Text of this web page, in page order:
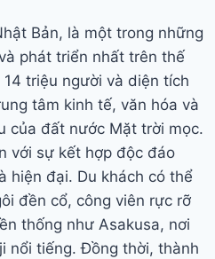
Bản, là một trong những
phát triển nhất trên thế
triệu người và diện tích
tâm kinh tế, văn hóa và
của đất nước Mặt trời mọc.
với sự kết hợp độc đáo
hiện đại. Du khách có thể
đền cổ, công viên rực rỡ
thống như Asakusa, nơi
nổi tiếng. Đồng thời, thành